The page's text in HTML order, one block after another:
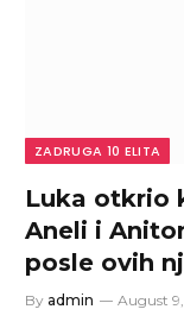
ZADRUGA 10 ELITA
Luka otkrio
Aneli i
posle ovih
By admin August